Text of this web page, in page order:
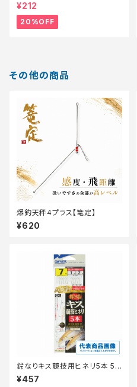
¥212
20%OFF
その他の商品
爆釣天秤4プラス【篭定】
¥620
鈴なりキス競技用ヒネリ5本 5
号
¥457